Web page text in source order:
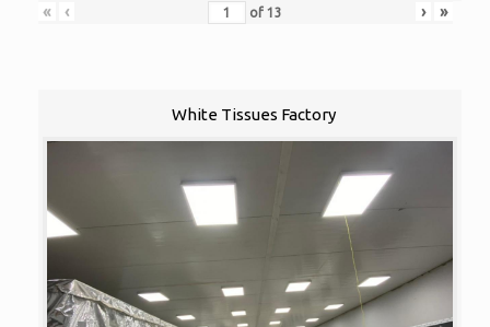
« ‹ of 13 › »
White Tissues Factory